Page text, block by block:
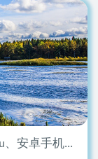
MinerGate：在Windows、Mac、Ubuntu、安卓手机上挖矿教程